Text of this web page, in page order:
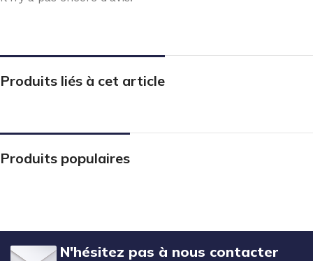
Produits liés à cet article
Produits populaires
N'hésitez pas à nous contacter